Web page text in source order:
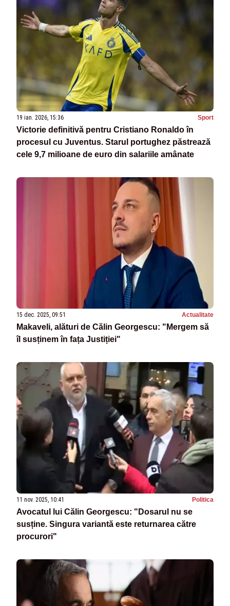
19 ian. 2026, 15:36 Sport
Victorie definitivă pentru Cristiano Ronaldo în
procesul cu Juventus. Starul portughez păstrează
cele 9,7 milioane de euro din salariile amânate
15 dec. 2025, 09:51 Actualitate
Makaveli, alături de Călin Georgescu: "Mergem să
îl susținem în fața Justiției"
11 nov. 2025, 10:41 Politica
Avocatul lui Călin Georgescu: "Dosarul nu se
susține. Singura variantă este returnarea către
procurori"